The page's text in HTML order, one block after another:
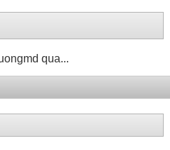
qua...